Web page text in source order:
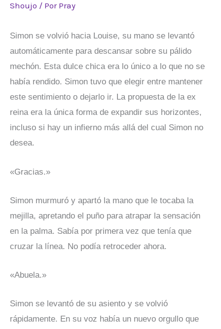
Shoujo / Por Pray
Simon se volvió hacia Louise, su mano se levantó
automáticamente para descansar sobre su pálido
mechón. Esta dulce chica era lo único a lo que no se
había rendido. Simon tuvo que elegir entre mantener
este sentimiento o dejarlo ir. La propuesta de la ex
reina era la única forma de expandir sus horizontes,
incluso si hay un infierno más allá del cual Simon no
desea.
«Gracias.»
Simon murmuró y apartó la mano que le tocaba la
mejilla, apretando el puño para atrapar la sensación
en la palma. Sabía por primera vez que tenía que
cruzar la línea. No podía retroceder ahora.
«Abuela.»
Simon se levantó de su asiento y se volvió
rápidamente. En su voz había un nuevo orgullo que